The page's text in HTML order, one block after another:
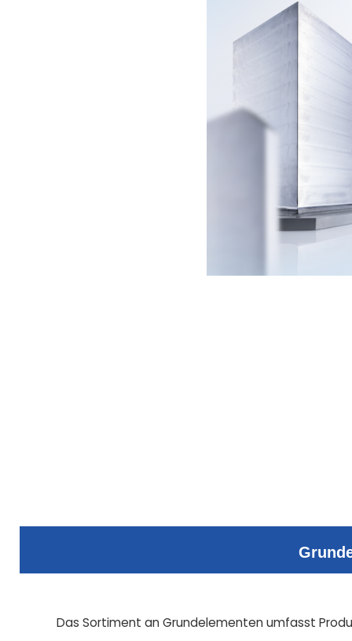
Das Sortiment an Grundelementen umfasst